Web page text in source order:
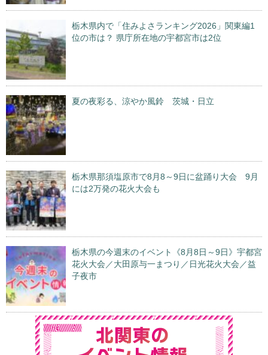
栃木県内で「住みよさランキング2026」関東編1
位の市は？ 県庁所在地の宇都宮市は2位
夏の夜彩る、涼やか風鈴 茨城・日立
栃木県那須塩原市で8月8～9日に盆踊り大会 9月
には2万発の花火大会も
栃木県の今週末のイベント《8月8日～9日》宇都宮
花火大会／大田原与一まつり／日光花火大会／益
子夜市